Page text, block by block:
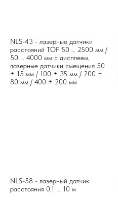
NLS-43 - лазерные датчики
расстояний TOF 50 … 2500 мм /
50 … 4000 мм с дисплеем,
лазерные датчики смещения 50
± 15 мм / 100 ± 35 мм / 200 ±
80 мм / 400 ± 200 мм
NLS-58 - лазерный датчик
расстояния 0,1 ... 10 м